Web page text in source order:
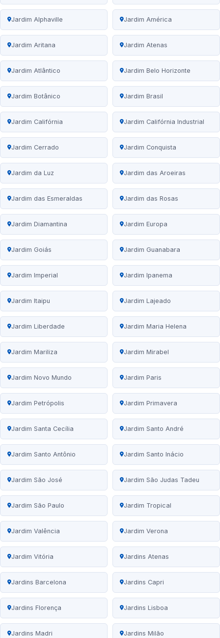
Jardim Alphaville Jardim América
Jardim Aritana Jardim Atenas
Jardim Atlântico Jardim Belo Horizonte
Jardim Botânico Jardim Brasil
Jardim Califórnia Jardim Califórnia Industrial
Jardim Cerrado Jardim Conquista
Jardim da Luz Jardim das Aroeiras
Jardim das Esmeraldas Jardim das Rosas
Jardim Diamantina Jardim Europa
Jardim Goiás Jardim Guanabara
Jardim Imperial Jardim Ipanema
Jardim Itaipu Jardim Lajeado
Jardim Liberdade Jardim Maria Helena
Jardim Mariliza Jardim Mirabel
Jardim Novo Mundo Jardim Paris
Jardim Petrópolis Jardim Primavera
Jardim Santa Cecília Jardim Santo André
Jardim Santo Antônio Jardim Santo Inácio
Jardim São José Jardim São Judas Tadeu
Jardim São Paulo Jardim Tropical
Jardim Valência Jardim Verona
Jardim Vitória Jardins Atenas
Jardins Barcelona Jardins Capri
Jardins Florença Jardins Lisboa
Jardins Madri Jardins Milão